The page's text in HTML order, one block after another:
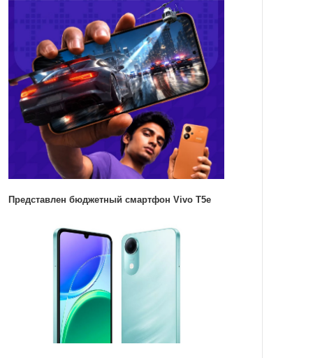
Представлен бюджетный смартфон Vivo T5e